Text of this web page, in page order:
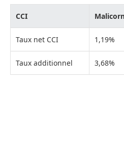
CCI
Taux net CCI 1,19%
Taux additionnel 3,68%